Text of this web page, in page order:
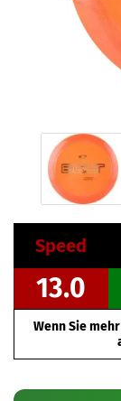
Speed
13.0
Wenn Sie